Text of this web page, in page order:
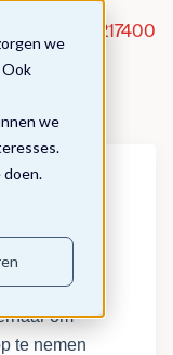
we
we
doen.
020-5217400
het
om
te nemen